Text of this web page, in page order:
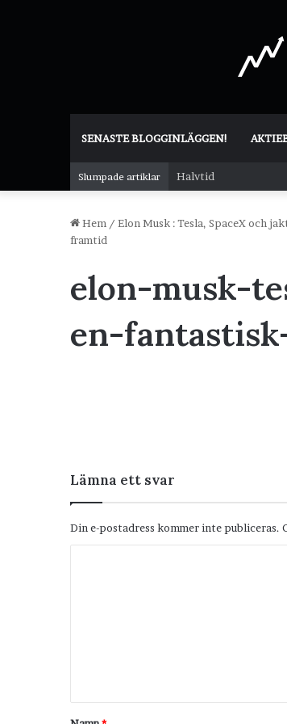
SENASTE BLOGGINLÄGGEN!
Slumpade artiklar Halvtid
Hem / Elon Musk : Tesla, SpaceX och
framtid
elon-musk-
en-
Lämna ett svar
Din e-postadress kommer inte publiceras.
t